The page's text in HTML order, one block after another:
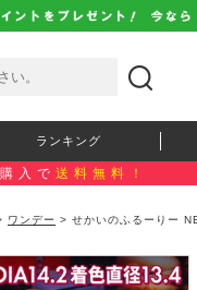
ランキング
入で 送料無料！
ワンデー > せかいのふるーりー